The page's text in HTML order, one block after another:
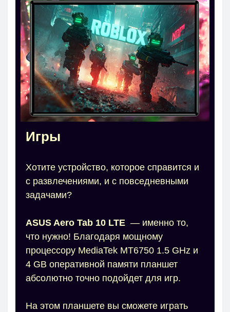
Игры
Хотите устройство, которое справится и
с развлечениями, и с повседневными
задачами?
ASUS Aero Tab 10 LTE — именно то,
что нужно! Благодаря мощному
процессору MediaTek MT6750 1.5 GHz и
4 GB оперативной памяти планшет
абсолютно точно подойдет для игр.
На этом планшете вы сможете играть